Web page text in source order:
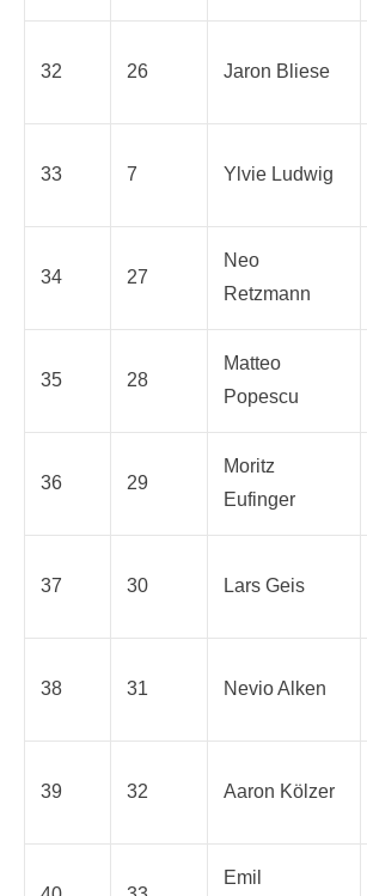
32 26 Jaron Bliese
33 7 Ylvie Ludwig
34 27
Neo
Retzmann
35 28
Matteo
Popescu
36 29
Moritz
Eufinger
37 30 Lars Geis
38 31 Nevio Alken
39 32 Aaron Kölzer
Emil